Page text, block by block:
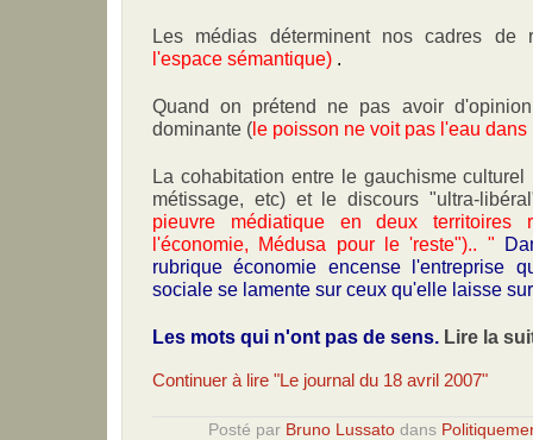
Les médias déterminent nos cadres de
l'espace sémantique) .
Quand on prétend ne pas avoir
dominante (le poisson ne voit pas l'eau
La cohabitation entre le gauchisme
métissage, etc) et le discours "ultra-
pieuvre médiatique en deux territoires
l'économie, Médusa pour le 'reste").. "
rubrique économie encense l'entreprise
sociale se lamente sur ceux qu'elle laisse
Les mots qui n'ont pas de sens. Lire la
Continuer à lire "Le journal du 18 avril 2007"
Posté par Bruno Lussato dans